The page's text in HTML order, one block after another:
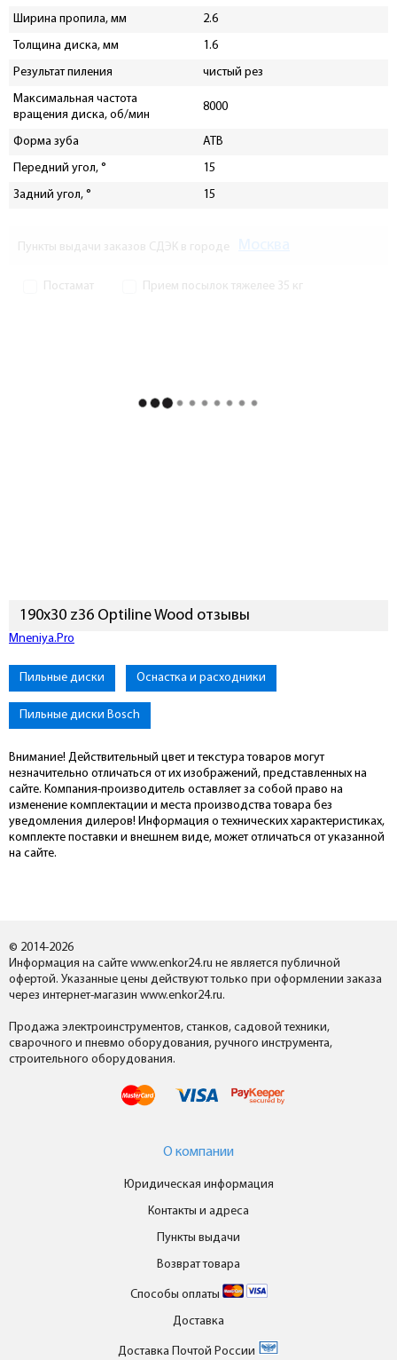
Ширина пропила, мм
2.6
Толщина диска, мм
1.6
Результат пиления
чистый рез
Максимальная частота
вращения диска, об/мин
8000
Форма зуба
ATB
Передний угол, °
15
Задний угол, °
15
Пункты выдачи заказов СДЭК в городе
Постамат Прием посылок тяжелее 35 кг
190х30 z36 Optiline Wood отзывы
Mneniya.Pro
Пильные диски Оснастка и расходники
Пильные диски Bosch
Внимание! Действительный цвет и текстура товаров могут
незначительно отличаться от их изображений, представленных на
сайте. Компания-производитель оставляет за собой право на
изменение комплектации и места производства товара без
уведомления дилеров! Информация о технических характеристиках,
комплекте поставки и внешнем виде, может отличаться от указанной
на сайте.
© 2014-2026
Информация на сайте www.enkor24.ru не является публичной
офертой. Указанные цены действуют только при оформлении заказа
через интернет-магазин www.enkor24.ru.
Продажа электроинструментов, станков, садовой техники,
сварочного и пневмо оборудования, ручного инструмента,
строительного оборудования.
О компании
Юридическая информация
Контакты и адреса
Пункты выдачи
Возврат товара
Способы оплаты
Доставка
Доставка Почтой России